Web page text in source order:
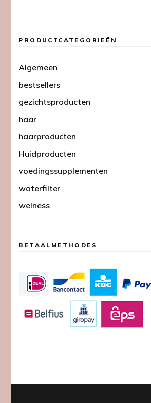
naar:
PRODUCTCATEGORIEËN
Algemeen
bestsellers
gezichtsproducten
haar
haarproducten
Huidproducten
voedingssupplementen
waterfilter
welness
BETAALMETHODES